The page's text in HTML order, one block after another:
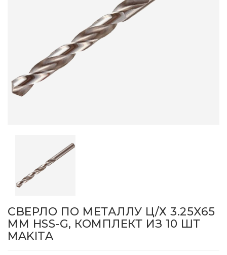
СВЕРЛО ПО МЕТАЛЛУ Ц/Х 3.25X65
ММ HSS-G, КОМПЛЕКТ ИЗ 10 ШТ
MAKITA